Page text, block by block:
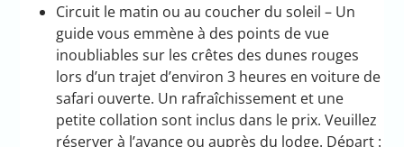
Circuit le matin ou au coucher du soleil – Un
guide vous emmène à des points de vue
inoubliables sur les crêtes des dunes rouges
lors d’un trajet d’environ 3 heures en voiture de
safari ouverte. Un rafraîchissement et une
petite collation sont inclus dans le prix. Veuillez
réserver à l’avance ou auprès du lodge. Départ :